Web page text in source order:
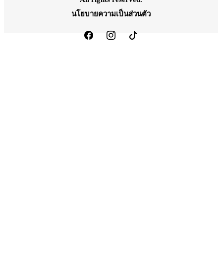
นโยบายความเป็นส่วนตัว